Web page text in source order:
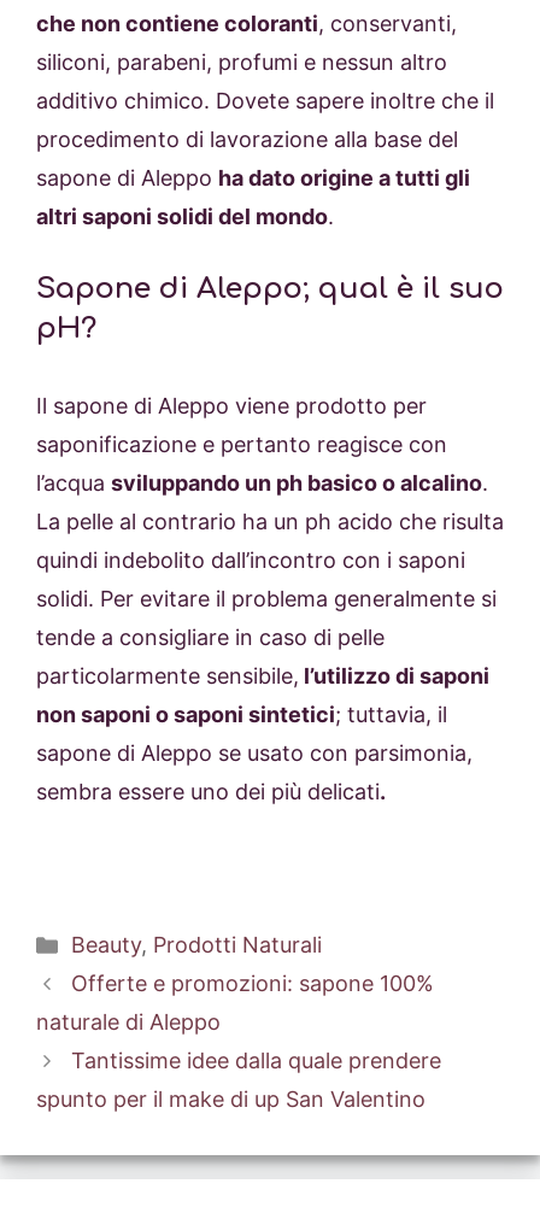
che non contiene coloranti, conservanti,
siliconi, parabeni, profumi e nessun altro
additivo chimico. Dovete sapere inoltre che il
procedimento di lavorazione alla base del
sapone di Aleppo ha dato origine a tutti gli
altri saponi solidi del mondo.
Sapone di Aleppo; qual è il suo
pH?
Il sapone di Aleppo viene prodotto per
saponificazione e pertanto reagisce con
l’acqua sviluppando un ph basico o alcalino.
La pelle al contrario ha un ph acido che risulta
quindi indebolito dall’incontro con i saponi
solidi. Per evitare il problema generalmente si
tende a consigliare in caso di pelle
particolarmente sensibile, l’utilizzo di saponi
non saponi o saponi sintetici; tuttavia, il
sapone di Aleppo se usato con parsimonia,
sembra essere uno dei più delicati.
Categorie
Beauty, Prodotti Naturali
Offerte e promozioni: sapone 100%
naturale di Aleppo
Tantissime idee dalla quale prendere
spunto per il make di up San Valentino